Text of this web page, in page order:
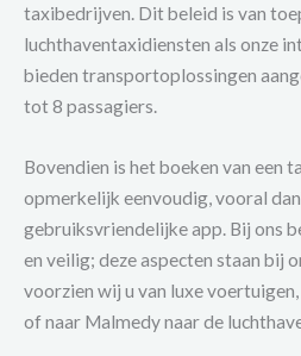
taxibedrijven. Dit beleid is van
luchthaventaxidiensten als onze
bieden transportoplossingen
tot 8 passagiers.
Bovendien is het boeken van een
opmerkelijk eenvoudig, vooral
gebruiksvriendelijke app. Bij ons
en veilig; deze aspecten staan bij
voorzien wij u van luxe
of naar Malmedy naar de